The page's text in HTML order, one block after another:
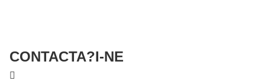
CONTACTA?I-NE